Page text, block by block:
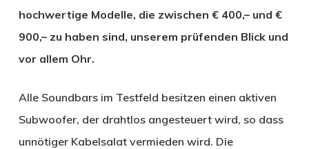
hochwertige Modelle, die zwischen € 400,– und €
900,– zu haben sind, unserem prüfenden Blick und
vor allem Ohr.
Alle Soundbars im Testfeld besitzen einen aktiven
Subwoofer, der drahtlos angesteuert wird, so dass
unnötiger Kabelsalat vermieden wird. Die